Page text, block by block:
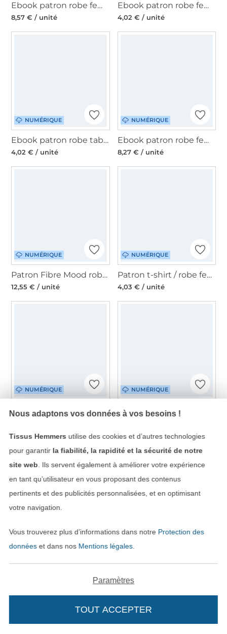
Ebook patron robe femme Trude ManjiPuh, en allemand
8,57 € / unité
Ebook patron robe femme Silkka Sew Simple, en allemand
4,02 € / unité
NUMÉRIQUE
Ebook patron robe tablier femme ALEV Sew Simple, en allemand
4,02 € / unité
NUMÉRIQUE
Ebook patron robe femme Amelie Emmilou, en allemand
8,27 € / unité
NUMÉRIQUE
Patron Fibre Mood robe femme pdf Judy, en français
12,55 € / unité
NUMÉRIQUE
Patron t-shirt / robe femme pdf Uva Erbsünde, en allemand
4,03 € / unité
NUMÉRIQUE
Ebook patron robe femme Mara Schnitte4Friends, en allemand
NUMÉRIQUE
Patron robe oversized femme pdf Firstlounge Berlin, en allemand
Nous adaptons vos données à vos besoins !
Tissus Hemmers utilise des cookies et d’autres technologies
pour garantir la fiabilité, la rapidité et la sécurité de notre
site web . Ils servent également à améliorer votre expérience
en tant qu’utilisateur en vous proposant des contenus
pertinents et des publicités personnalisées, et en optimisant
votre navigation.
Vous trouverez plus d’informations dans notre Protection des
donnéeset dans nos Mentions légales.
Paramètres
TOUT ACCEPTER